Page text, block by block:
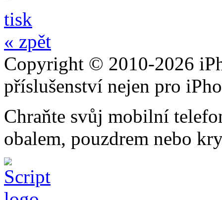
tisk
« zpět
Copyright © 2010-2026
příslušenství nejen pro
Chraňte svůj mobilní
obalem, pouzdrem nebo